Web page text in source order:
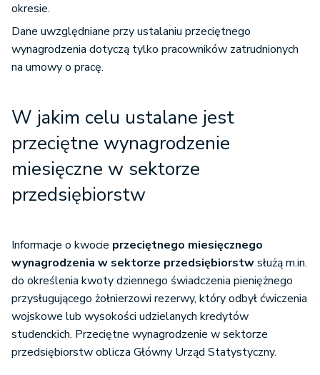
okresie.
Dane uwzględniane przy ustalaniu przeciętnego
wynagrodzenia dotyczą tylko pracowników zatrudnionych
na umowy o pracę.
W jakim celu ustalane jest
przeciętne wynagrodzenie
miesięczne w sektorze
przedsiębiorstw
Informacje o kwocie przeciętnego miesięcznego
wynagrodzenia w sektorze przedsiębiorstwsłużą m.in.
do określenia kwoty dziennego świadczenia pieniężnego
przysługującego żołnierzowi rezerwy, który odbył ćwiczenia
wojskowe lub wysokości udzielanych kredytów
studenckich. Przeciętne wynagrodzenie w sektorze
przedsiębiorstw oblicza Główny Urząd Statystyczny.